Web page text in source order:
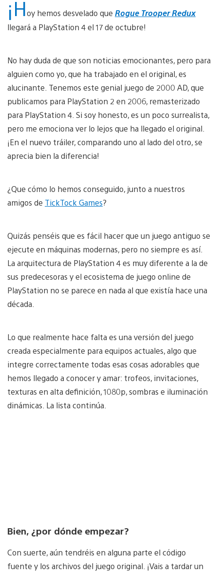
¡Hoy hemos desvelado que Rogue Trooper Redux
llegará a PlayStation 4 el 17 de octubre!
No hay duda de que son noticias emocionantes, pero para
alguien como yo, que ha trabajado en el original, es
alucinante. Tenemos este genial juego de 2000 AD, que
publicamos para PlayStation 2 en 2006, remasterizado
para PlayStation 4. Si soy honesto, es un poco surrealista,
pero me emociona ver lo lejos que ha llegado el original.
¡En el nuevo tráiler, comparando uno al lado del otro, se
aprecia bien la diferencia!
¿Que cómo lo hemos conseguido, junto a nuestros
amigos de TickTock Games?
Quizás penséis que es fácil hacer que un juego antiguo se
ejecute en máquinas modernas, pero no siempre es así.
La arquitectura de PlayStation 4 es muy diferente a la de
sus predecesoras y el ecosistema de juego online de
PlayStation no se parece en nada al que existía hace una
década.
Lo que realmente hace falta es una versión del juego
creada especialmente para equipos actuales, algo que
integre correctamente todas esas cosas adorables que
hemos llegado a conocer y amar: trofeos, invitaciones,
texturas en alta definición, 1080p, sombras e iluminación
dinámicas. La lista continúa.
Bien, ¿por dónde empezar?
Con suerte, aún tendréis en alguna parte el código
fuente y los archivos del juego original. ¡Vais a tardar un